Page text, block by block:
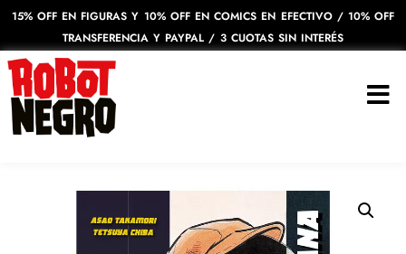
15% OFF EN FIGURAS Y 10% OFF EN COMICS EN EFECTIVO / 10% OFF
TRANSFERENCIA Y PAYPAL / 3 CUOTAS SIN INTERÉS